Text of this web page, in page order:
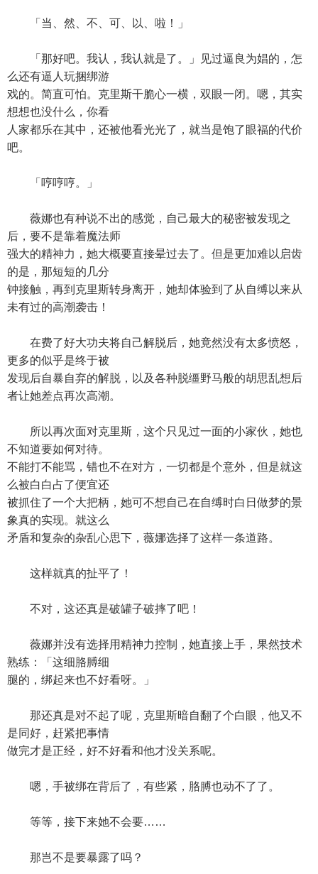
「当、然、不、可、以、啦！」
「那好吧。我认，我认就是了。」见过逼良为娼的，怎
么还有逼人玩捆绑游
戏的。简直可怕。克里斯干脆心一横，双眼一闭。嗯，其实
想想也没什么，你看
人家都乐在其中，还被他看光光了，就当是饱了眼福的代价
吧。
「哼哼哼。」
薇娜也有种说不出的感觉，自己最大的秘密被发现之
后，要不是靠着魔法师
强大的精神力，她大概要直接晕过去了。但是更加难以启齿
的是，那短短的几分
钟接触，再到克里斯转身离开，她却体验到了从自缚以来从
未有过的高潮袭击！
在费了好大功夫将自己解脱后，她竟然没有太多愤怒，
更多的似乎是终于被
发现后自暴自弃的解脱，以及各种脱缰野马般的胡思乱想后
者让她差点再次高潮。
所以再次面对克里斯，这个只见过一面的小家伙，她也
不知道要如何对待。
不能打不能骂，错也不在对方，一切都是个意外，但是就这
么被白白占了便宜还
被抓住了一个大把柄，她可不想自己在自缚时白日做梦的景
象真的实现。就这么
矛盾和复杂的杂乱心思下，薇娜选择了这样一条道路。
这样就真的扯平了！
不对，这还真是破罐子破摔了吧！
薇娜并没有选择用精神力控制，她直接上手，果然技术
熟练：「这细胳膊细
腿的，绑起来也不好看呀。」
那还真是对不起了呢，克里斯暗自翻了个白眼，他又不
是同好，赶紧把事情
做完才是正经，好不好看和他才没关系呢。
嗯，手被绑在背后了，有些紧，胳膊也动不了了。
等等，接下来她不会要……
那岂不是要暴露了吗？